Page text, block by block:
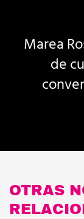
Marea
de
OTRAS